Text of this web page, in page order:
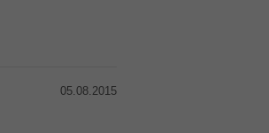
05.08.2015